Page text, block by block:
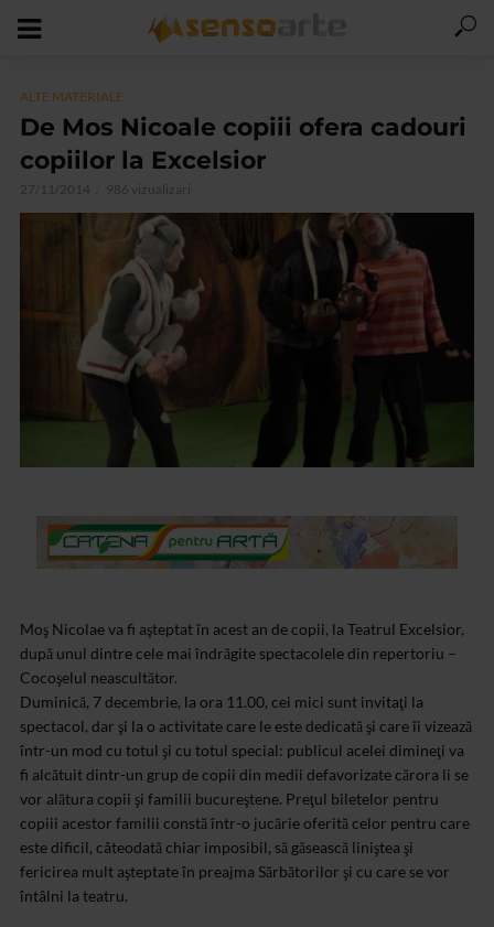
ALTE MATERIALE
De Mos Nicoale copiii ofera cadouri
copiilor la Excelsior
27/11/2014 986 vizualizari
Moş Nicolae va fi aşteptat în acest an de copii, la Teatrul Excelsior,
după unul dintre cele mai îndrăgite spectacolele din repertoriu –
Cocoşelul neascultător.
Duminică, 7 decembrie, la ora 11.00, cei mici sunt invitaţi la
spectacol, dar şi la o activitate care le este dedicată şi care îi vizează
într-un mod cu totul şi cu totul special: publicul acelei dimineţi va
fi alcătuit dintr-un grup de copii din medii defavorizate cărora li se
vor alătura copii şi familii bucureştene. Preţul biletelor pentru
copiii acestor familii constă într-o jucărie oferită celor pentru care
este dificil, câteodată chiar imposibil, să găsească liniştea şi
fericirea mult aşteptate în preajma Sărbătorilor şi cu care se vor
întâlni la teatru.